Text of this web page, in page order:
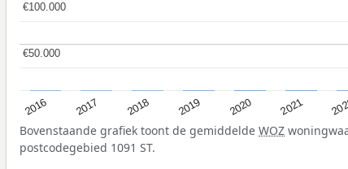
2016 2017 2018 2019 2020 2021
€50.000
€50.000
€100.000
€100.000
Bovenstaande grafiek toont de gemiddelde WOZ
postcodegebied 1091 ST.